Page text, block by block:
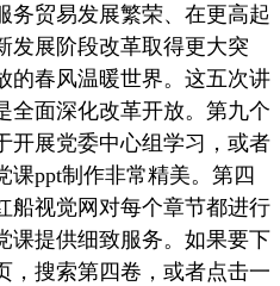
务贸易发展繁荣、在更高起
发展阶段改革取得更大突
的春风温暖世界。这五次讲
全面深化改革开放。第九个
开展党委中心组学习，或者
课ppt制作非常精美。第四
船视觉网对每个章节都进行
课提供细致服务。如果要下
，搜索第四卷，或者点击一